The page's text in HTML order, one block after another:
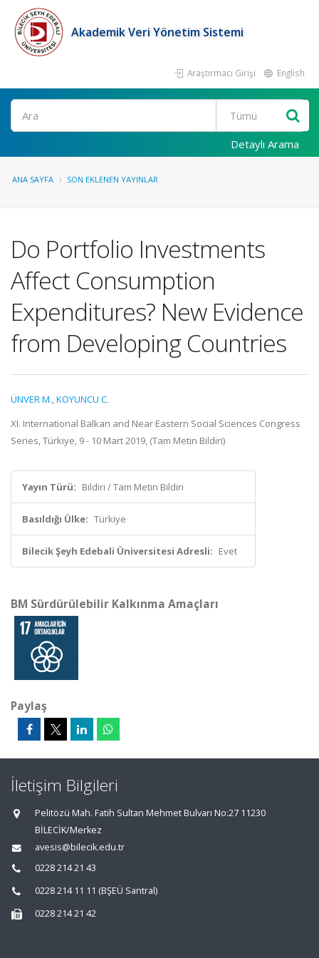
Akademik Veri Yönetim Sistemi
Araştırmacı Girişi English
Ara
Detaylı Arama
ANA SAYFA SON EKLENEN YAYINLAR
Do Portfolio Investments
Affect Consumption
Expenditures? New Evidence
from Developing Countries
ÜNVER M.,KOYUNCU C.
XI. International Balkan and Near Eastern Social Sciences Congress
Series, Türkiye, 9 - 10 Mart 2019, (Tam Metin Bildiri)
Yayın Türü: Bildiri / Tam Metin Bildiri
Basıldığı Ülke: Türkiye
Bilecik Şeyh Edebali Üniversitesi Adresli: Evet
BM Sürdürülebilir Kalkınma Amaçları
Paylaş
İletişim Bilgileri
Pelitözü Mah. Fatih Sultan Mehmet Bulvarı No:27 11230
BİLECİK/Merkez
avesis@bilecik.edu.tr
0228 214 21 43
0228 214 11 11 (BŞEÜ Santral)
0228 214 21 42